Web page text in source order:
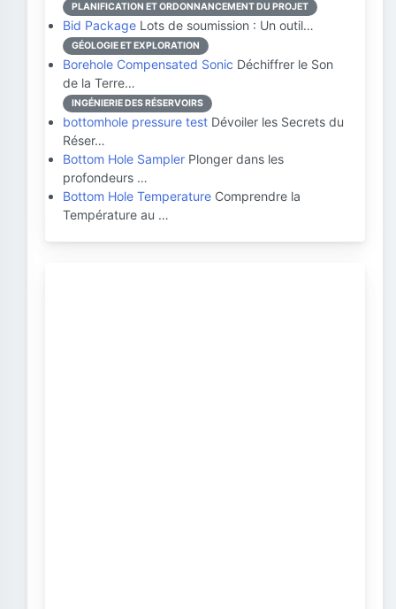
PLANIFICATION ET ORDONNANCEMENT DU PROJET
Bid Package Lots de soumission : Un outil…
GÉOLOGIE ET EXPLORATION
Borehole Compensated Sonic Déchiffrer le Son
de la Terre…
INGÉNIERIE DES RÉSERVOIRS
bottomhole pressure test Dévoiler les Secrets du
Réser…
Bottom Hole Sampler Plonger dans les
profondeurs …
Bottom Hole Temperature Comprendre la
Température au …